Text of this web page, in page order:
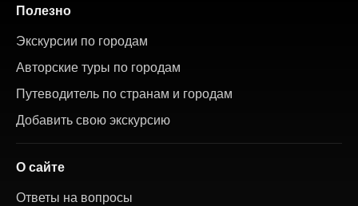
Полезно
Экскурсии по городам
Авторские туры по городам
Путеводитель по странам и городам
Добавить свою экскурсию
О сайте
Ответы на вопросы